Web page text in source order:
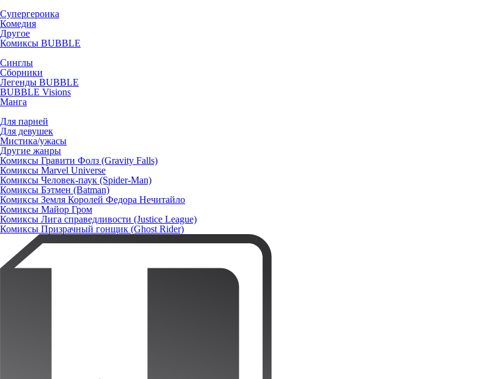
Супергероика
Комедия
Другое
Комиксы BUBBLE
Синглы
Сборники
Легенды BUBBLE
BUBBLE Visions
Манга
Для парней
Для девушек
Мистика/ужасы
Другие жанры
Комиксы Гравити Фолз (Gravity Falls)
Комиксы Marvel Universe
Комиксы Человек-паук (Spider-Man)
Комиксы Бэтмен (Batman)
Комиксы Земля Королей Федора Нечитайло
Комиксы Майор Гром
Комиксы Лига справедливости (Justice League)
Комиксы Призрачный гонщик (Ghost Rider)